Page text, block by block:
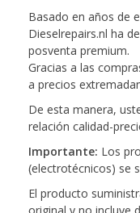
Basado en años de
Dieselrepairs.nl ha
posventa premium.
Gracias a las
a precios
De esta manera,
relación calidad-
Importante: Los
(electrotécnicos) se
El producto
original y no incluye